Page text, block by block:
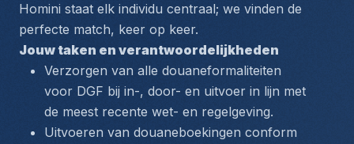
Homini staat elk individu centraal; we vinden de
perfecte match, keer op keer.
Jouw taken en verantwoordelijkheden
Verzorgen van alle douaneformaliteiten
voor DGF bij in-, door- en uitvoer in lijn met
de meest recente wet- en regelgeving.
Uitvoeren van douaneboekingen conform